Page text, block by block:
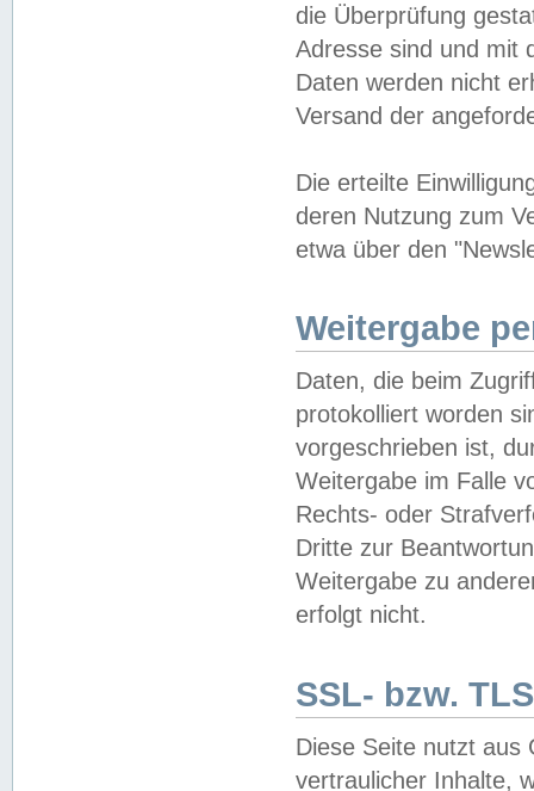
die Überprüfung
Adresse sind und mit
Daten werden nicht
Versand der
Die erteilte
deren Nutzung zum
etwa über den
Weitergabe
Daten, die beim
protokolliert worden
vorgeschrieben ist,
Weitergabe im Falle
Rechts- oder
Dritte zur
Weitergabe zu
erfolgt nicht.
SSL- bzw.
Diese Seite nutzt aus
vertraulicher Inhalte,